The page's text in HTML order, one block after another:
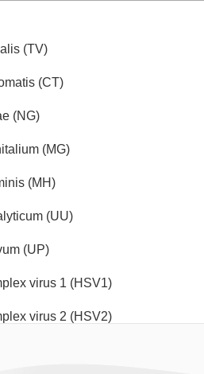
(TV)
(CT)
(NG)
(MG)
(MH)
(UU)
(UP)
virus 1 (HSV1)
virus 2 (HSV2)
(TP)